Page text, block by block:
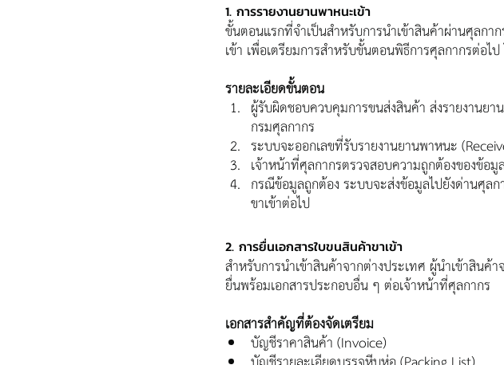
1. การรายงานยานพาหนะเข้า
ขั้นตอนแรกที่จำเป็นสำหรับการนำเข้าสินค้าผ่านศุลก
เข้า เพื่อเตรียมการสำหรับขั้นตอนพิธีการศุลกากรต่อ
รายละเอียดขั้นตอน
ผู้รับผิดชอบควบคุมการขนส่งสินค้า ส่งรายงานย
กรมศุลกากร
ระบบจะออกเลขที่รับรายงานยานพาหนะ
เจ้าหน้าที่ศุลกากรตรวจสอบความถูกต้องของข้อมู
กรณีข้อมูลถูกต้อง ระบบจะส่งข้อมูลไปยังด่านศุล
ขาเข้าต่อไป
2. การยื่นเอกสารใบขนสินค้าขาเข้า
สำหรับการนำเข้าสินค้าจากต่างประเทศ ผู้นำเข้าสินค้
ยื่นพร้อมเอกสารประกอบอื่น ๆ ต่อเจ้าหน้าที่ศุลกากร
เอกสารสำคัญที่ต้องจัดเตรียม
บัญชีราคาสินค้า (Invoice)